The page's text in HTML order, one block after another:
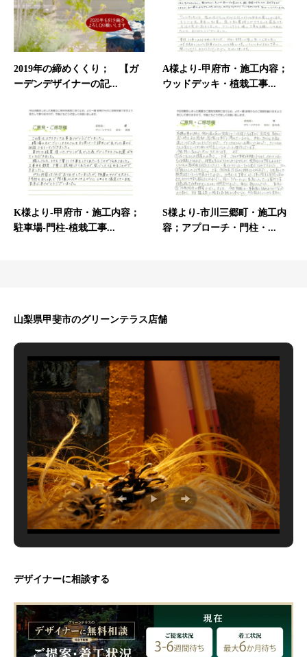
2019年の締めくくり； 【ガ
ーデンデザイナーの記...
A様より-甲府市・施工内容；
ウッドデッキ・植栽工事...
K様より-甲府市・施工内容；
駐車場-門柱-植栽工事...
S様より-市川三郷町・施工内
容；アプローチ・門柱・...
山梨県甲斐市のグリーンテラス店舗
デザイナーに相談する